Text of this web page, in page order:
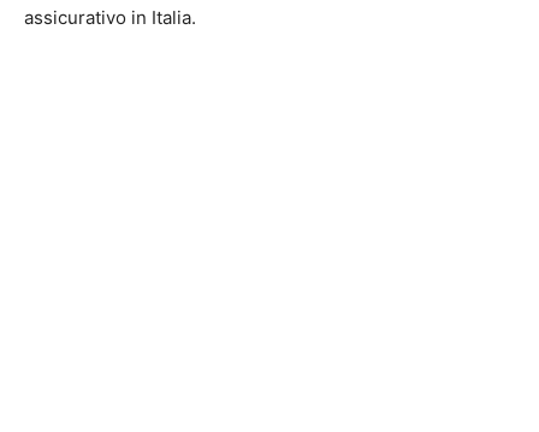
assicurativo in Italia.